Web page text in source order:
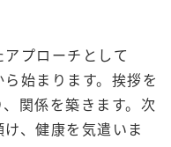
プローチとして
始まります。挨拶を
関係を築きます。次
、健康を気遣いま